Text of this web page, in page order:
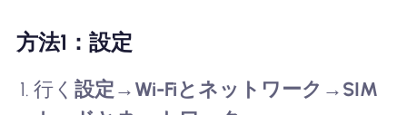
方法1：設定
行く設定 → Wi-Fiとネットワーク → SIM